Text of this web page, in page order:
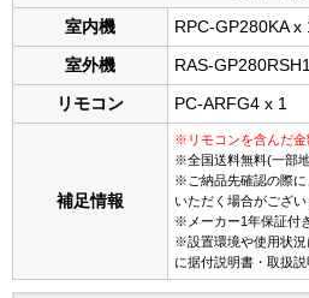
室内機 RPC-GP280KA x
室外機 RAS-
リモコン PC-ARFG4 x 1
補足情報
※リモコンを含んだ金
※全国送料無料(一部
※ご納品先確認の際に
いただく場合がござ
※メーカー1年保証付
※設置環境や使用状況
に据付説明書・取扱説